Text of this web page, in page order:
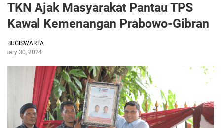
TKN Ajak Masyarakat Pantau TPS
Kawal Kemenangan Prabowo-Gibran
BUGISWARTA
30, 2024